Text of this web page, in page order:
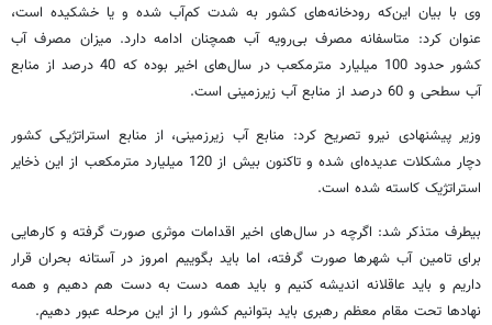
وی با بیان این‌که رودخانه‌های کشور به شدت کم‌آب شده و یا خشکیده است،
عنوان کرد: متاسفانه مصرف بی‌رویه آب همچنان ادامه دارد. میزان مصرف آب
کشور حدود 100 میلیارد مترمکعب در سال‌های اخیر بوده که 40 درصد از منابع
آب سطحی و 60 درصد از منابع آب زیرزمینی است.
وزیر پیشنهادی نیرو تصریح کرد: منابع آب زیرزمینی، از منابع استراتژیکی کشور
دچار مشکلات عدیده‌ای شده و تاکنون بیش از 120 میلیارد مترمکعب از این ذخایر
استراتژیک کاسته شده است.
بیطرف متذکر شد: اگرچه در سال‌های اخیر اقدامات موثری صورت گرفته و کارهایی
برای تامین آب شهرها صورت گرفته، اما باید بگوییم امروز در آستانه بحران قرار
داریم و باید عاقلانه اندیشه کنیم و باید همه دست به دست هم دهیم و همه
نهادها تحت مقام معظم رهبری باید بتوانیم کشور را از این مرحله عبور دهیم.